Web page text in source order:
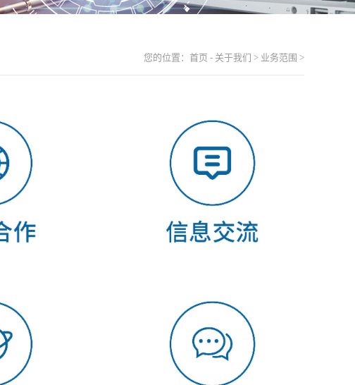
您的位置： 首页 - 关于我们 > 业务范围 >